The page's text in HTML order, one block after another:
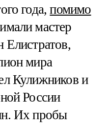
года,помимо
мастер
мира
Кулижников и
России
Их пробы